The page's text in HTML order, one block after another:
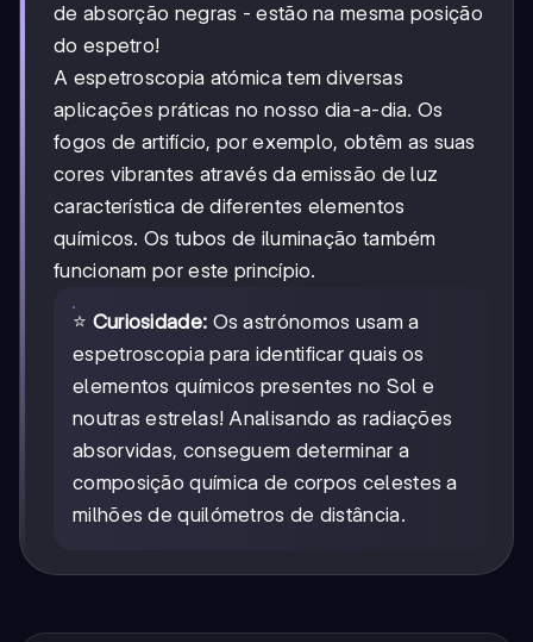
de absorção negras - estão na mesma posição
do espetro!
A espetroscopia atómica tem diversas
aplicações práticas no nosso dia-a-dia. Os
fogos de artifício, por exemplo, obtêm as suas
cores vibrantes através da emissão de luz
característica de diferentes elementos
químicos. Os tubos de iluminação também
funcionam por este princípio.
⭐ Curiosidade: Os astrónomos usam a
espetroscopia para identificar quais os
elementos químicos presentes no Sol e
noutras estrelas! Analisando as radiações
absorvidas, conseguem determinar a
composição química de corpos celestes a
milhões de quilómetros de distância.